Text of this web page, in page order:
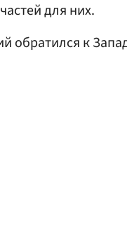
для них.
обратился к